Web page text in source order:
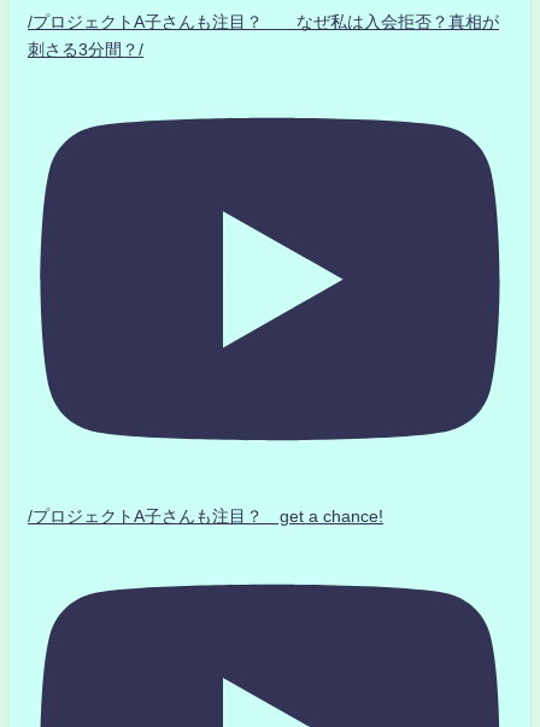
/プロジェクトA子さんも注目？ なぜ私は入会拒否？真相が
刺さる3分間？/
/プロジェクトA子さんも注目？ get a chance!